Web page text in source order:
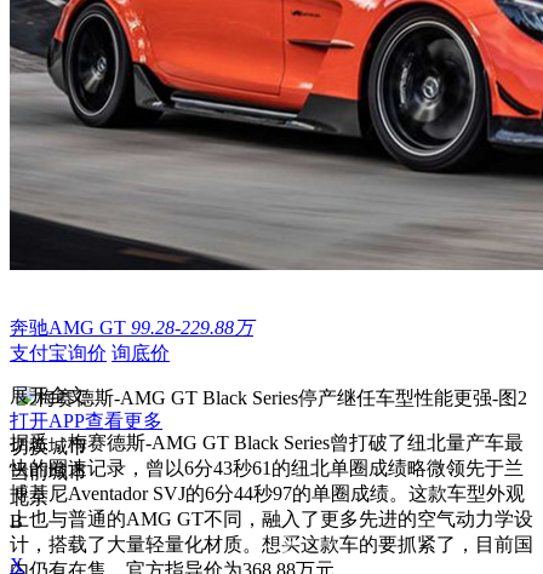
奔驰AMG GT 99.28-229.88万
支付宝询价 询底价
据悉，梅赛德斯-AMG GT Black Series曾打破了纽北量产车最
快的圈速记录，曾以6分43秒61的纽北单圈成绩略微领先于兰
博基尼Aventador SVJ的6分44秒97的单圈成绩。这款车型外观
上也与普通的AMG GT不同，融入了更多先进的空气动力学设
计，搭载了大量轻量化材质。想买这款车的要抓紧了，目前国
内仍有在售，官方指导价为368.88万元。
展开全文
打开APP查看更多
切换城市
当前城市
北京
B
X